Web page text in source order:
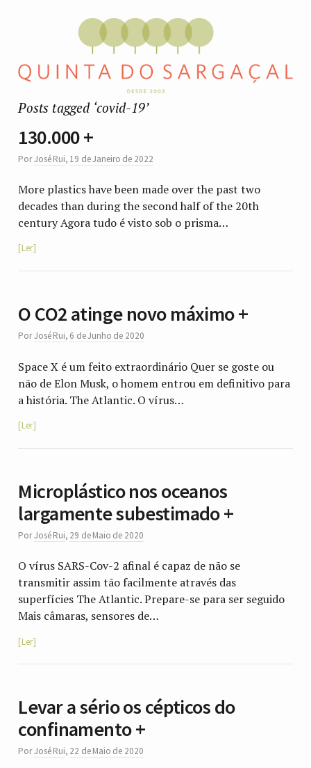
Posts tagged ‘covid-19’
130.000 +
PorJosé Rui, 19 de Janeiro de 2022
More plastics have been made over the past two
decades than during the second half of the 20th
century Agora tudo é visto sob o prisma…
Ler
O CO2 atinge novo máximo +
PorJosé Rui, 6 de Junho de 2020
Space X é um feito extraordinário Quer se goste ou
não de Elon Musk, o homem entrou em definitivo para
a história. The Atlantic. O vírus…
Ler
Microplástico nos oceanos
largamente subestimado +
PorJosé Rui, 29 de Maio de 2020
O vírus SARS-Cov-2 afinal é capaz de não se
transmitir assim tão facilmente através das
superfícies The Atlantic. Prepare-se para ser seguido
Mais câmaras, sensores de…
Ler
Levar a sério os cépticos do
confinamento +
PorJosé Rui, 22 de Maio de 2020